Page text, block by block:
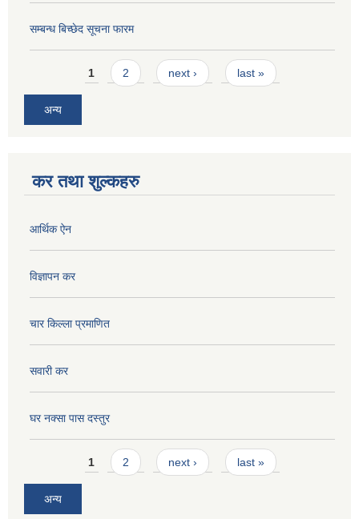
सम्बन्ध बिच्छेद सूचना फारम
Pages1 2 next › last »
अन्य
कर तथा शुल्कहरु
आर्थिक ऐन
विज्ञापन कर
चार किल्ला प्रमाणित
सवारी कर
घर नक्सा पास दस्तुर
Pages1 2 next › last »
अन्य